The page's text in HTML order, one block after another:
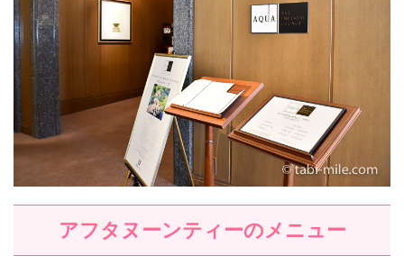
アフタヌーンティーのメニュー